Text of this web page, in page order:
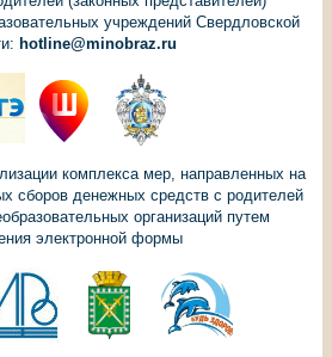
учреждений Свердловской
hotline@minobraz.ru
комплекса мер, направленных на
сборов денежных средств с родителей
организаций путем
электронной формы